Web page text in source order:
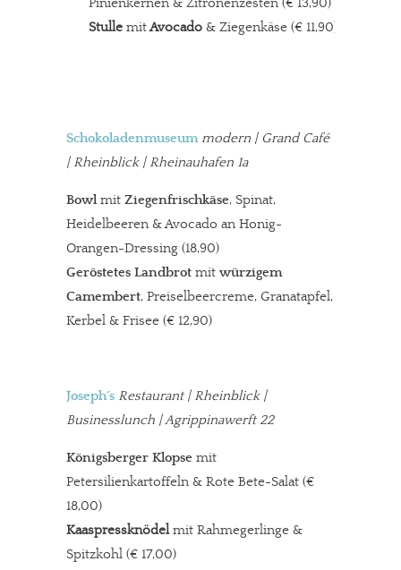
Stulle mitAvocado & Ziegenkäse (€ 11,90)
Schokoladenmuseum modern | Grand Café
| Rheinblick | Rheinauhafen 1a
Bowlmit Ziegenfrischkäse, Spinat,
Heidelbeeren & Avocado an Honig-
Orangen-Dressing (18,90)
Geröstetes Landbrot mit würzigem
Camembert, Preiselbeercreme, Granatapfel,
Kerbel & Frisee (€ 12,90)
Joseph´s Restaurant| Rheinblick |
Businesslunch | Agrippinawerft 22
Königsberger Klopse mit
Petersilienkartoffeln & Rote Bete-Salat (€
18,00)
Kaaspressknödelmit Rahmegerlinge &
Spitzkohl (€ 17,00)